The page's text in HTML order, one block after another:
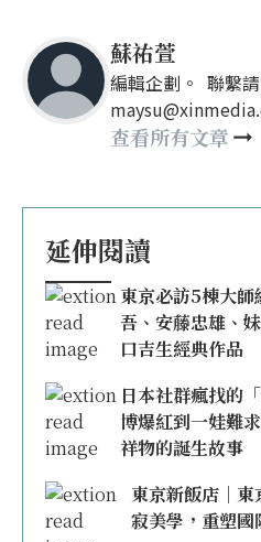
蘇祐萱
編輯企劃。 聯繫請
查看所有文章
延伸閱讀
東京必訪5棟大
吾、安藤忠雄、
口吉生經典作品
日本社群瘋找的
博爆紅到一娃難
祥物的誕生故事
東京新飯店｜
寂美學，重塑